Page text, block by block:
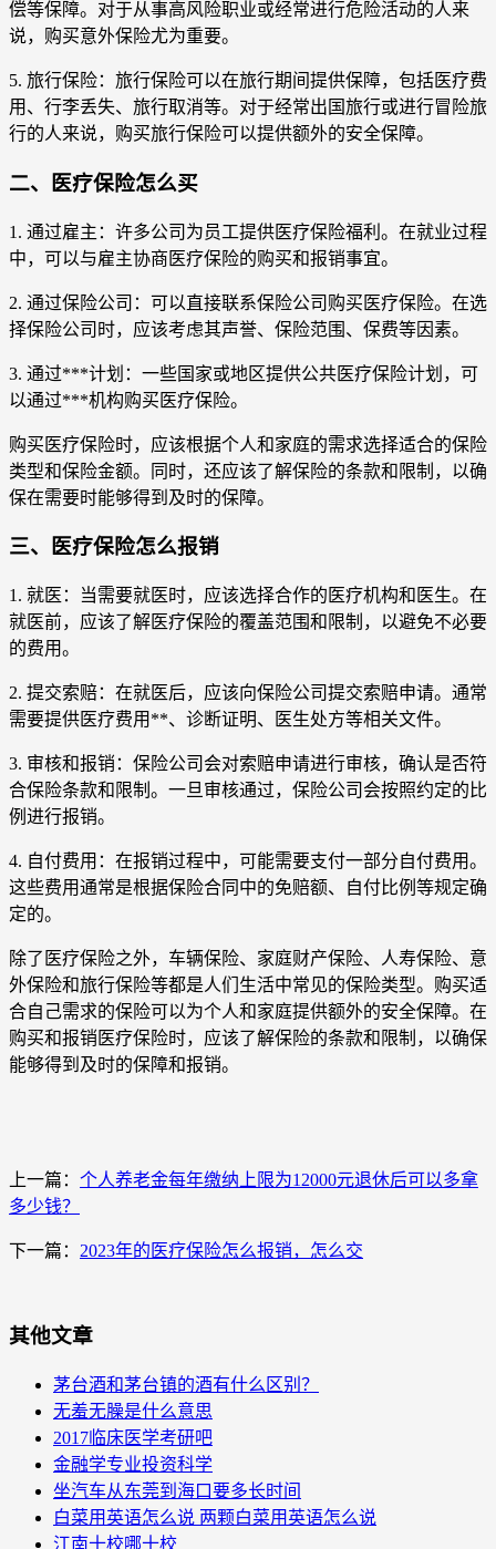
偿等保障。对于从事高风险职业或经常进行危险活动的人来
说，购买意外保险尤为重要。
5. 旅行保险：旅行保险可以在旅行期间提供保障，包括医疗费
用、行李丢失、旅行取消等。对于经常出国旅行或进行冒险旅
行的人来说，购买旅行保险可以提供额外的安全保障。
二、医疗保险怎么买
1. 通过雇主：许多公司为员工提供医疗保险福利。在就业过程
中，可以与雇主协商医疗保险的购买和报销事宜。
2. 通过保险公司：可以直接联系保险公司购买医疗保险。在选
择保险公司时，应该考虑其声誉、保险范围、保费等因素。
3. 通过***计划：一些国家或地区提供公共医疗保险计划，可
以通过***机构购买医疗保险。
购买医疗保险时，应该根据个人和家庭的需求选择适合的保险
类型和保险金额。同时，还应该了解保险的条款和限制，以确
保在需要时能够得到及时的保障。
三、医疗保险怎么报销
1. 就医：当需要就医时，应该选择合作的医疗机构和医生。在
就医前，应该了解医疗保险的覆盖范围和限制，以避免不必要
的费用。
2. 提交索赔：在就医后，应该向保险公司提交索赔申请。通常
需要提供医疗费用**、诊断证明、医生处方等相关文件。
3. 审核和报销：保险公司会对索赔申请进行审核，确认是否符
合保险条款和限制。一旦审核通过，保险公司会按照约定的比
例进行报销。
4. 自付费用：在报销过程中，可能需要支付一部分自付费用。
这些费用通常是根据保险合同中的免赔额、自付比例等规定确
定的。
除了医疗保险之外，车辆保险、家庭财产保险、人寿保险、意
外保险和旅行保险等都是人们生活中常见的保险类型。购买适
合自己需求的保险可以为个人和家庭提供额外的安全保障。在
购买和报销医疗保险时，应该了解保险的条款和限制，以确保
能够得到及时的保障和报销。
上一篇： 个人养老金每年缴纳上限为12000元退休后可以多拿
多少钱？
下一篇： 2023年的医疗保险怎么报销，怎么交
其他文章
茅台酒和茅台镇的酒有什么区别？
无羞无臊是什么意思
2017临床医学考研吧
金融学专业投资科学
坐汽车从东莞到海口要多长时间
白菜用英语怎么说 两颗白菜用英语怎么说
江南十校哪十校